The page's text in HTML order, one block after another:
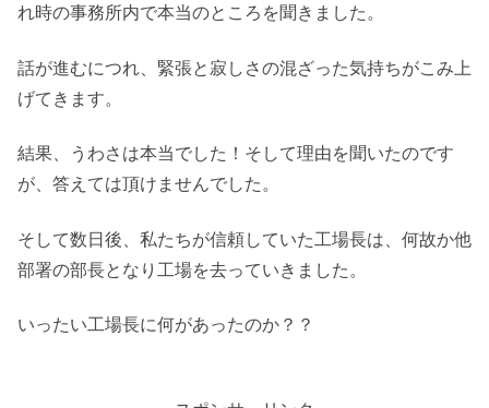
れ時の事務所内で本当のところを聞きました。
話が進むにつれ、緊張と寂しさの混ざった気持ちがこみ上
げてきます。
結果、うわさは本当でした！そして理由を聞いたのです
が、答えては頂けませんでした。
そして数日後、私たちが信頼していた工場長は、何故か他
部署の部長となり工場を去っていきました。
いったい工場長に何があったのか？？